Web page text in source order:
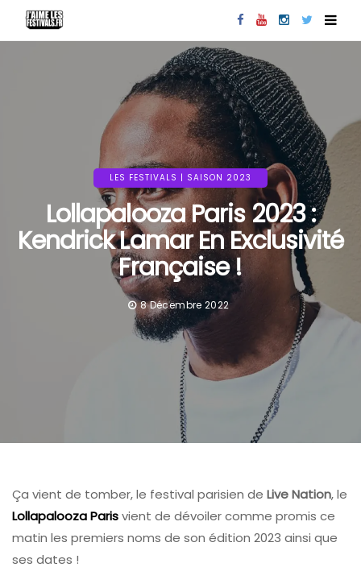
LES FESTIVALS | SAISON 2023
Lollapalooza Paris 2023 :
Kendrick Lamar En Exclusivité
Française !
8 Décembre 2022
Ça vient de tomber, le festival parisien de Live Nation, le
Lollapalooza Parisvient de dévoiler comme promis ce
matin les premiers noms de son édition 2023 ainsi que
ses dates !